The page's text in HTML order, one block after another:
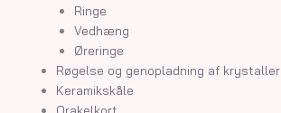
Ringe
Vedhæng
Øreringe
Røgelse og genopladning af krystaller
Keramikskåle
Orakelkort